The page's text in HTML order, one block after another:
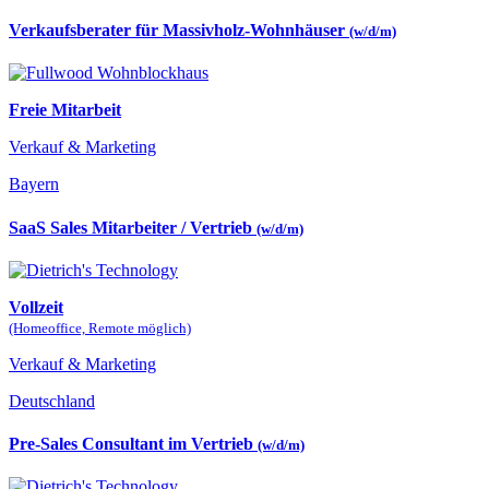
Verkaufsberater für Massivholz-Wohnhäuser (w/d/m)
Freie Mitarbeit
Verkauf & Marketing
Bayern
SaaS Sales Mitarbeiter / Vertrieb (w/d/m)
Vollzeit
(Homeoffice, Remote möglich)
Verkauf & Marketing
Deutschland
Pre-Sales Consultant im Vertrieb (w/d/m)